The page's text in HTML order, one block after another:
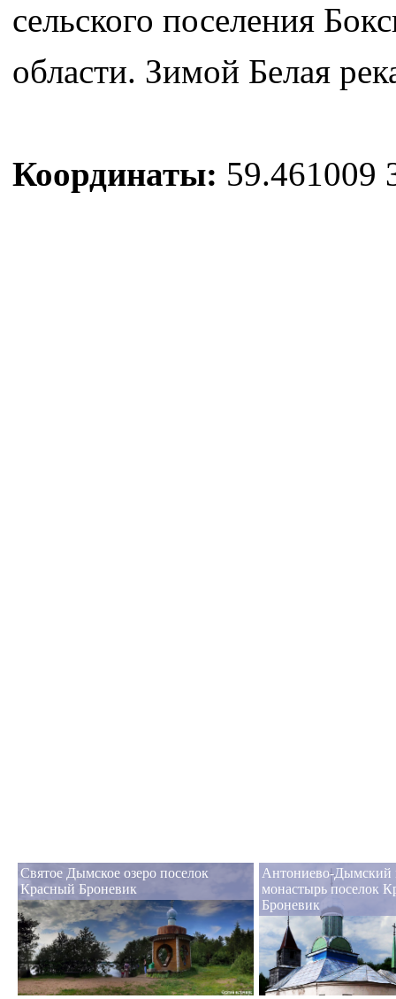
сельского поселения
области. Зимой Белая
Координаты: 59.461009
Святое Дымское озеро поселок
Красный Броневик
Антониево-Дымский
монастырь поселок
Броневик